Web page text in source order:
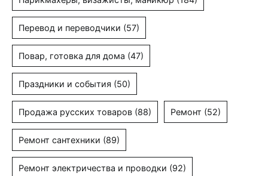
Перевод и переводчики (57)
Повар, готовка для дома (47)
Праздники и события (50)
Продажа русских товаров (88) Ремонт (52)
Ремонт сантехники (89)
Ремонт электричества и проводки (92)